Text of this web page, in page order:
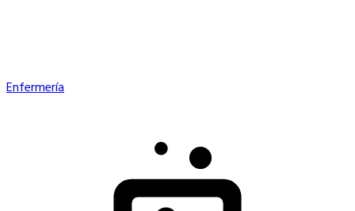
Enfermería